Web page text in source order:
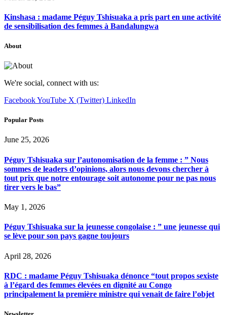
Kinshasa : madame Péguy Tshisuaka a pris part en une activité
de sensibilisation des femmes à Bandalungwa
About
We're social, connect with us:
FacebookYouTube X (Twitter) LinkedIn
Popular Posts
June 25, 2026
Péguy Tshisuaka sur l’autonomisation de la femme : ” Nous
sommes de leaders d’opinions, alors nous devons chercher à
tout prix que notre entourage soit autonome pour ne pas nous
tirer vers le bas”
May 1, 2026
Péguy Tshisuaka sur la jeunesse congolaise : ” une jeunesse qui
se lève pour son pays gagne toujours
April 28, 2026
RDC : madame Péguy Tshisuaka dénonce “tout propos sexiste
à l’égard des femmes élevées en dignité au Congo
principalement la première ministre qui venait de faire l’objet